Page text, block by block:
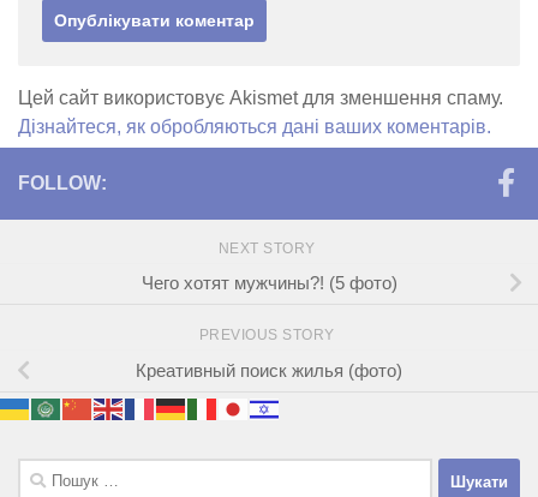
Цей сайт використовує Akismet для зменшення спаму.
Дізнайтеся, як обробляються дані ваших коментарів.
FOLLOW:
NEXT STORY
Чего хотят мужчины?! (5 фото)
PREVIOUS STORY
Креативный поиск жилья (фото)
Пошук: